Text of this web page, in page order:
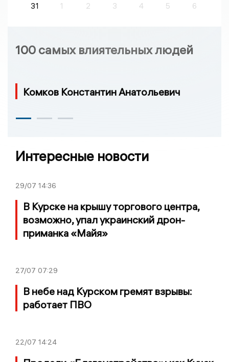
31
1 2 3 4 5 6
100 самых влиятельных людей
Комков Константин Анатольевич
Интересные новости
29/07 14:36
В Курске на крышу торгового центра,
возможно, упал украинский дрон-
приманка «Майя»
27/07 07:29
В небе над Курском гремят взрывы:
работает ПВО
22/07 14:24